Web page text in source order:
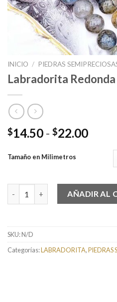
INICIO / PIEDRAS
Labradorita Redonda
$14.50 - $22.00Rango
hasta
Tamaño en Milimetros
Labradorita Redonda por
AÑADIR AL
SKU:N/D
Categorías:LABRADORITA,PIEDRAS